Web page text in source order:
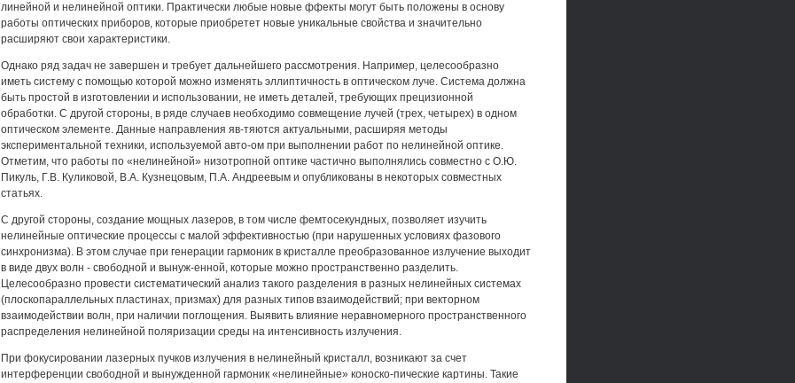
линейной и нелинейной оптики. Практически любые новые ффекты могут быть положены в основу
работы оптических приборов, которые приобретет новые уникальные свойства и значительно
расширяют свои характеристики.
Однако ряд задач не завершен и требует дальнейшего рассмотрения. Например, целесообразно
иметь систему с помощью которой можно изменять эллиптичность в оптическом луче. Система должна
быть простой в изготовлении и использовании, не иметь деталей, требующих прецизионной
обработки. С другой стороны, в ряде случаев необходимо совмещение лучей (трех, четырех) в одном
оптическом элементе. Данные направления яв-тяются актуальными, расширяя методы
экспериментальной техники, используемой авто-ом при выполнении работ по нелинейной оптике.
Отметим, что работы по «нелинейной» низотропной оптике частично выполнялись совместно с О.Ю.
Пикуль, Г.В. Куликовой, В.А. Кузнецовым, П.А. Андреевым и опубликованы в некоторых совместных
статьях.
С другой стороны, создание мощных лазеров, в том числе фемтосекундных, позволяет изучить
нелинейные оптические процессы с малой эффективностью (при нарушенных условиях фазового
синхронизма). В этом случае при генерации гармоник в кристалле преобразованное излучение выходит
в виде двух волн - свободной и вынуж-енной, которые можно пространственно разделить.
Целесообразно провести систематический анализ такого разделения в разных нелинейных системах
(плоскопараллельных пластинах, призмах) для разных типов взаимодействий; при векторном
взаимодействии волн, при наличии поглощения. Выявить влияние неравномерного пространственного
распределения нелинейной поляризации среды на интенсивность излучения.
При фокусировании лазерных пучков излучения в нелинейный кристалл, возникают за счет
интерференции свободной и вынужденной гармоник «нелинейные» коноско-пические картины. Такие